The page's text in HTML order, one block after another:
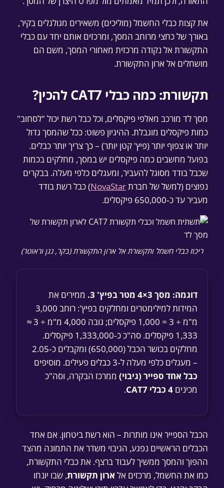
את קצות כבלי החשמל (מוליכים) משאירים מגולגלים בקיר,
באורך של כחצי מרוחב המסך, ומרכזים אותם יחד עם כבלי
התקשורת אל נקודה מרכזית מאחורי המסך, משם הם
מושחלים אל ארון התקשורת.
תקשורת: כמה כבלי CAT7 להכין?
מסך לד מורכב מאלפי פיקסלים, וכל כבל רשת יכול "לסחוב"
כמות פיקסלים מוגבלת. ההיגיון פשוט: ככל שהמסך גדול
יותר או צפוף יותר (פיץ' קטן יותר) – כך צריך יותר כבלים.
בפועל מחשבים כמה פיקסלים יש במסך, מחלקים בכמות
שכבל בודד מסוגל להעביר, ומעגלים כלפי מעלה. בבקרים
נפוצים (למשל של חברתNovaStar) כבל רשת בודד
מעביר עד כ‑650,000 פיקסלים.
ריכוז כבלי חשמל ותקשורת אל ארון התקשורת (בקר, נגן וראוטר)
דוגמה: מסך 3×4 מטר בפיץ' 3.
ממירים את
המידות למילימטרים ומחלקים בפיץ': רוחב 3,000
מ"מ ÷ 3 = 1,000 פיקסלים; גובה 4,000 מ"מ ÷ 3 ≈
1,333 פיקסלים. סה"כ כ‑1,333,000 פיקסלים.
מחלקים בכושר הכבל (650,000) ומקבלים כ‑2.05
– מעגלים כלפי מעלה ל‑3 כבלים פעילים. מוסיפים
כבל אחד ספייר (גיבוי) ממרכז הבקרה, וסה"כ
מכינים 4 כבלי CAT7 .
הכבל הספייר אינו מותרות – הוא רשת ביטחון. אם אחד
הכבלים הראשיים נפגע, הגיבוי משדר את התמונה מהצד
ההפוך והמסך ממשיך לעבוד ברצף. את כבלי התקשורת,
כמו את החשמל, מרכזים אל ארון תקשורת, שבו יונחו